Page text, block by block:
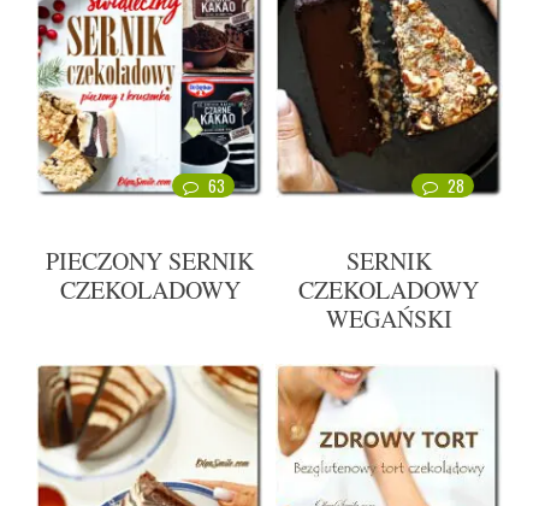
63
PIECZONY SERNIK
CZEKOLADOWY
28
SERNIK
CZEKOLADOWY
WEGAŃSKI